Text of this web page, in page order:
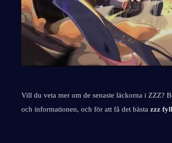
Vill du veta mer om de senaste läckorna i ZZZ?
och informationen, och för att få det bästa zzz